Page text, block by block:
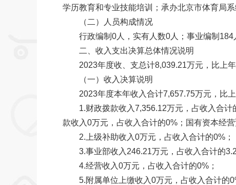
学历教育和专业技能培训；承办北京市体育局系
（二）人员构成情况
行政编制0人，实有人数0人；事业编制184人
二、收入支出决算总体情况说明
2023年度收、支总计8,039.21万元，比上
（一）收入决算说明
2023年度本年收入合计7,657.75万元，比上
1.财政拨款收入7,356.12万元，占收入合计
款收入0万元，占收入合计的0%；国有资本经
2.上级补助收入0万元，占收入合计的0%；
3.事业部收入246.21万元，占收入合计的
4.经营收入0万元，占收入合计的0%；
5.附属单位上缴收入0万元，占收入合计的